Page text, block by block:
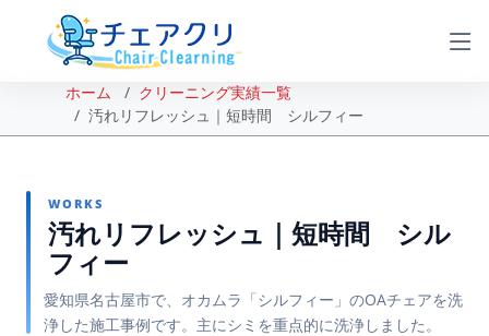
ホーム
クリーニング実績一覧
汚れリフレッシュ｜短時間 シルフィー
WORKS
汚れリフレッシュ｜短時間 シル
フィー
愛知県名古屋市で、オカムラ「シルフィー」のOAチェアを洗
浄した施工事例です。主にシミを重点的に洗浄しました。